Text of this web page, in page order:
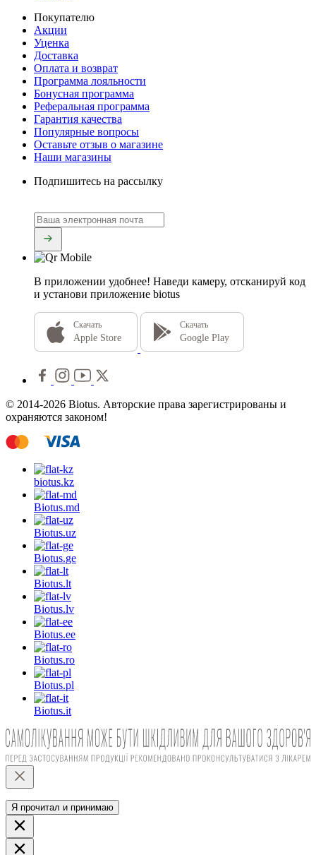
Покупателю
Акции
Уценка
Доставка
Оплата и возврат
Программа лояльности
Бонусная программа
Реферальная программа
Гарантия качества
Популярные вопросы
Оставьте отзыв о магазине
Наши магазины
Подпишитесь на рассылку
В приложении удобнее! Наведи камеру, отсканируй код
и установи приложение biotus
Скачать
Apple Store
Скачать
Google Play
© 2014-2026 Biotus. Авторские права зарегистрированы и
охраняются законом!
biotus.kz
Biotus.md
Biotus.uz
Biotus.ge
Biotus.lt
Biotus.lv
Biotus.ee
Biotus.ro
Biotus.pl
Biotus.it
Я прочитал и принимаю